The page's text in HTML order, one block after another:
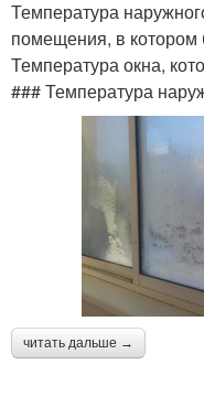
Температура
помещения, в котором
Температура окна,
### Температура
читать дальше →